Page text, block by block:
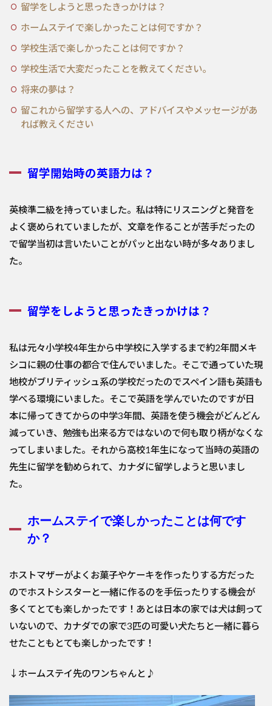
留学をしようと思ったきっかけは？
ホームステイで楽しかったことは何ですか？
学校生活で楽しかったことは何ですか？
学校生活で大変だったことを教えてください。
将来の夢は？
留これから留学する人への、アドバイスやメッセージがあ
れば教えください
留学開始時の英語力は？
英検準二級を持っていました。私は特にリスニングと発音を
よく褒められていましたが、文章を作ることが苦手だったの
で留学当初は言いたいことがパッと出ない時が多々ありまし
た。
留学をしようと思ったきっかけは？
私は元々小学校4年生から中学校に入学するまで約2年間メキ
シコに親の仕事の都合で住んでいました。そこで通っていた現
地校がブリティッシュ系の学校だったのでスペイン語も英語も
学べる環境にいました。そこで英語を学んでいたのですが日
本に帰ってきてからの中学3年間、英語を使う機会がどんどん
減っていき、勉強も出来る方ではないので何も取り柄がなくな
ってしまいました。それから高校1年生になって当時の英語の
先生に留学を勧められて、
カナダに留学しようと思いまし
た。
ホームステイで楽しかったことは何です
か？
ホストマザーがよくお菓子やケーキを作ったりする方だった
のでホストシスターと一緒に作るのを手伝ったりする機会が
多くてとても楽しかったです！あとは日本の家では犬は飼って
いないので、カナダでの家で3匹の可愛い犬たちと一緒に暮ら
せたこともとても楽しかったです！
↓ホームステイ先のワンちゃんと♪